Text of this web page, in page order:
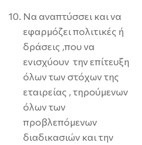
Να αναπτύσσει και να
εφαρμόζει πολιτικές ή
δράσεις ,που να
ενισχύουν την επίτευξη
όλων των στόχων της
εταιρείας , τηρούμενων
όλων των
προβλεπόμενων
διαδικασιών και την